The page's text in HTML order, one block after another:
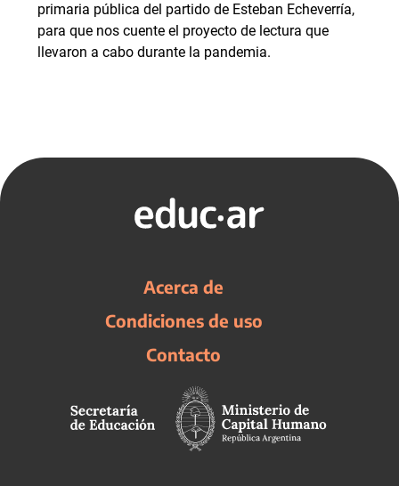
primaria pública del partido de Esteban Echeverría,
para que nos cuente el proyecto de lectura que
llevaron a cabo durante la pandemia.
Acerca de
Condiciones de uso
Contacto